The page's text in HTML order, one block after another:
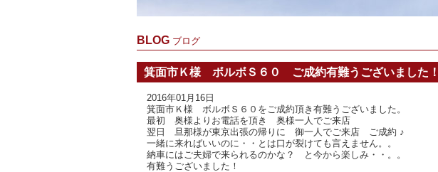
BLOG ブログ
箕面市Ｋ様 ボルボＳ６０ ご成約有難うございました！
2016年01月16日
箕面市Ｋ様 ボルボＳ６０をご成約頂き有難うございました。
最初 奥様よりお電話を頂き 奥様一人でご来店
翌日 旦那様が東京出張の帰りに 御一人でご来店 ご成約 ♪
一緒に来ればいいのに・・とは口が裂けても言えません。。
納車にはご夫婦で来られるのかな？ と今から楽しみ・・。。
有難うございました！